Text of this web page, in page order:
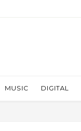
MUSIC DIGITAL